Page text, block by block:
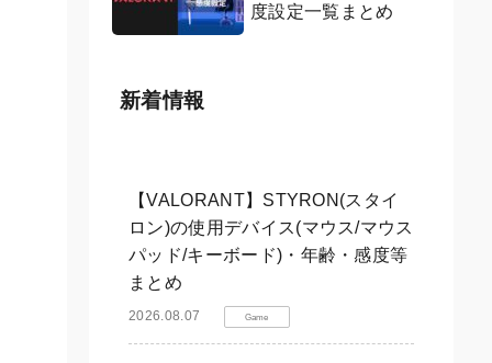
度設定一覧まとめ
新着情報
【VALORANT】STYRON(スタイ
ロン)の使用デバイス(マウス/マウス
パッド/キーボード)・年齢・感度等
まとめ
2026.08.07 Game